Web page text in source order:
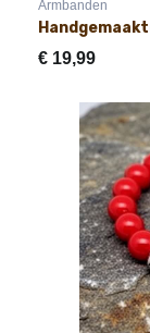
Armbanden
€ 19,99